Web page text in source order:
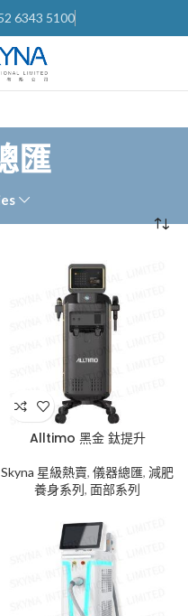
6343 5100
匯
Alltimo 黑金 鈦提升
Skyna 星級熱賣, 儀器總匯, 減肥
養身系列, 面部系列